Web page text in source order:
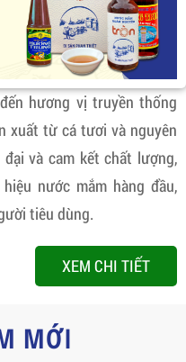
hương vị truyền thống
xuất từ cá tươi và nguyên
và cam kết chất lượng,
nước mắm hàng đầu,
tiêu dùng.
XEM CHI TIẾT
MỚI